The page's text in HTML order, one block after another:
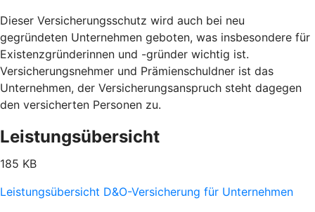
Dieser Versicherungsschutz wird auch bei neu
gegründeten Unternehmen geboten, was insbesondere für
Existenzgründerinnen und -gründer wichtig ist.
Versicherungsnehmer und Prämienschuldner ist das
Unternehmen, der Versicherungsanspruch steht dagegen
den versicherten Personen zu.
Leistungsübersicht
185 KB
Leistungsübersicht D&O-Versicherung für Unternehmen